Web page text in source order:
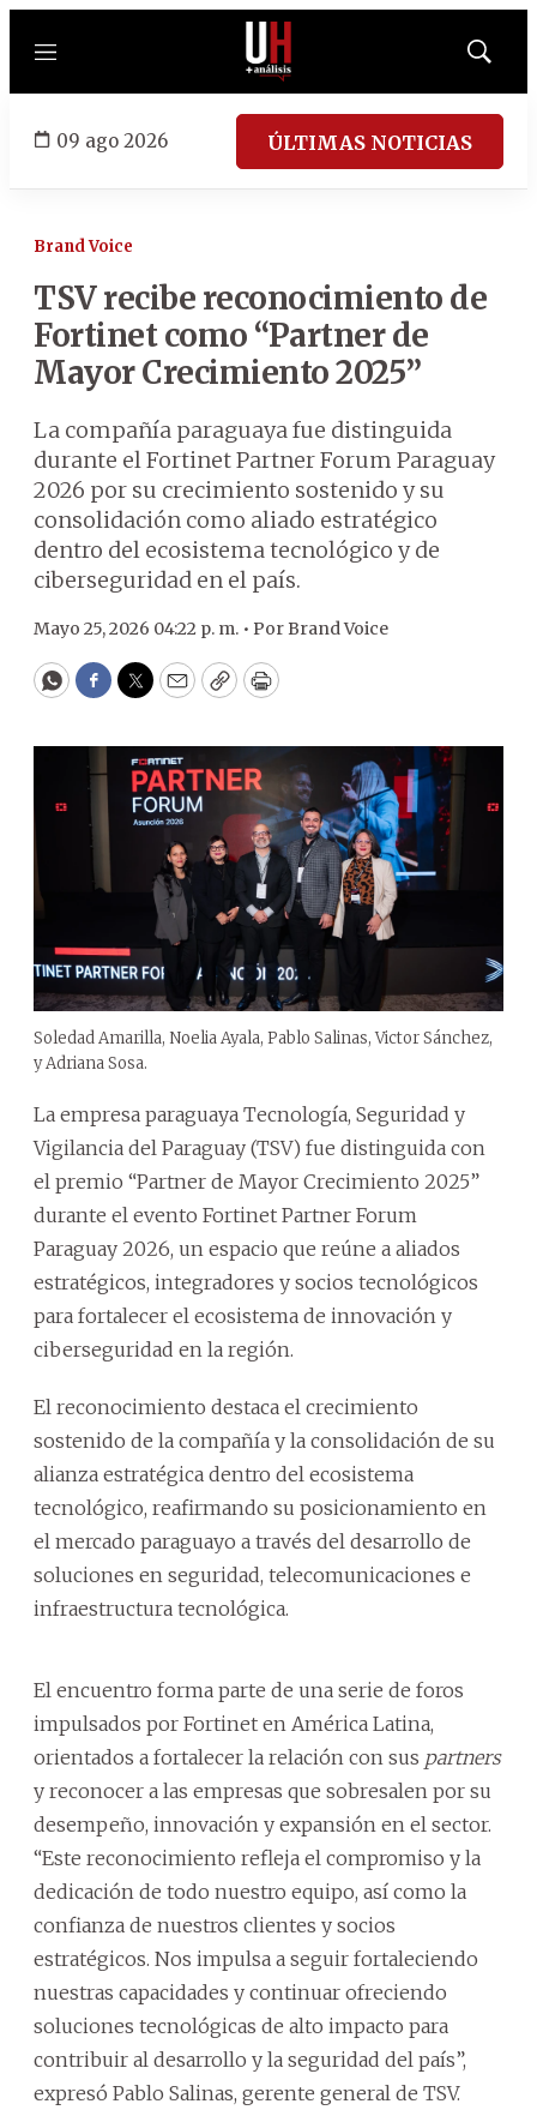
Menú
Mostrar
09 ago 2026 ÚLTIMAS NOTICIAS
Brand Voice
TSV recibe reconocimiento de
Fortinet como “Partner de
Mayor Crecimiento 2025”
La compañía paraguaya fue distinguida
durante el Fortinet Partner Forum Paraguay
2026 por su crecimiento sostenido y su
consolidación como aliado estratégico
dentro del ecosistema tecnológico y de
ciberseguridad en el país.
Mayo 25, 2026 04:22 p. m. • PorBrand Voice
WhatsApp
Facebook
Twitter
EmailCopyPrint
Soledad Amarilla, Noelia Ayala, Pablo Salinas, Victor Sánchez,
y Adriana Sosa.
La empresa paraguaya Tecnología, Seguridad y
Vigilancia del Paraguay (TSV) fue distinguida con
el premio “Partner de Mayor Crecimiento 2025”
durante el evento Fortinet Partner Forum
Paraguay 2026, un espacio que reúne a aliados
estratégicos, integradores y socios tecnológicos
para fortalecer el ecosistema de innovación y
ciberseguridad en la región.
El reconocimiento destaca el crecimiento
sostenido de la compañía y la consolidación de su
alianza estratégica dentro del ecosistema
tecnológico, reafirmando su posicionamiento en
el mercado paraguayo a través del desarrollo de
soluciones en seguridad, telecomunicaciones e
infraestructura tecnológica.
El encuentro forma parte de una serie de foros
impulsados por Fortinet en América Latina,
orientados a fortalecer la relación con sus partners
y reconocer a las empresas que sobresalen por su
desempeño, innovación y expansión en el sector.
“Este reconocimiento refleja el compromiso y la
dedicación de todo nuestro equipo, así como la
confianza de nuestros clientes y socios
estratégicos. Nos impulsa a seguir fortaleciendo
nuestras capacidades y continuar ofreciendo
soluciones tecnológicas de alto impacto para
contribuir al desarrollo y la seguridad del país”,
expresó Pablo Salinas, gerente general de TSV.